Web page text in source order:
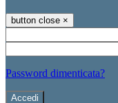
button close ×
Password dimenticata?